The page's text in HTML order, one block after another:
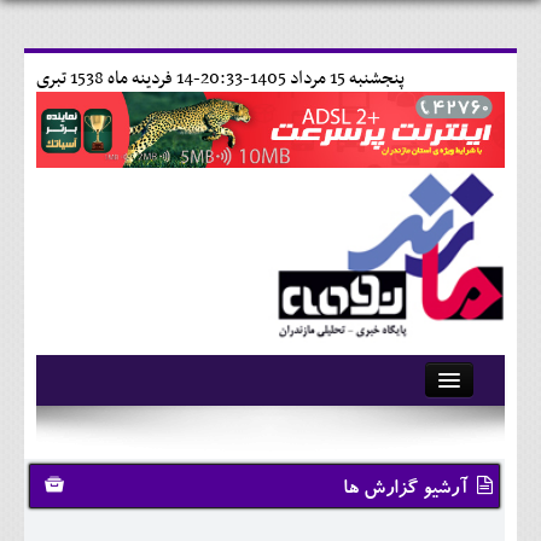
14 فردينه ماه 1538 تبری پنجشنبه 15 مرداد 1405-20:33-
آرشیو
تماس با ما
وبلاگ
آرشیو گزارش ها